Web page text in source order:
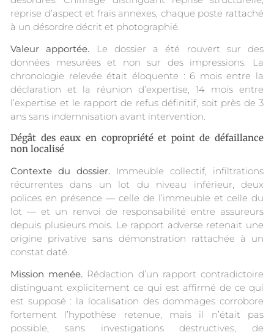
reprise d’aspect et frais annexes, chaque poste rattaché
à un désordre décrit et photographié.
Valeur apportée. Le dossier a été rouvert sur des
données mesurées et non sur des impressions. La
chronologie relevée était éloquente : 6 mois entre la
déclaration et la réunion d’expertise, 14 mois entre
l’expertise et le rapport de refus définitif, soit près de 3
ans sans indemnisation avant intervention.
Dégât des eaux en copropriété et point de défaillance
non localisé
Contexte du dossier. Immeuble collectif, infiltrations
récurrentes dans un lot du niveau inférieur, deux
polices en présence — celle de l’immeuble et celle du
lot — et un renvoi de responsabilité entre assureurs
depuis plusieurs mois. Le rapport adverse retenait une
origine privative sans démonstration rattachée à un
constat daté.
Mission menée. Rédaction d’un rapport contradictoire
distinguant explicitement ce qui est affirmé de ce qui
est supposé : la localisation des dommages corrobore
fortement l’hypothèse retenue, mais il n’était pas
possible, sans investigations destructives, de